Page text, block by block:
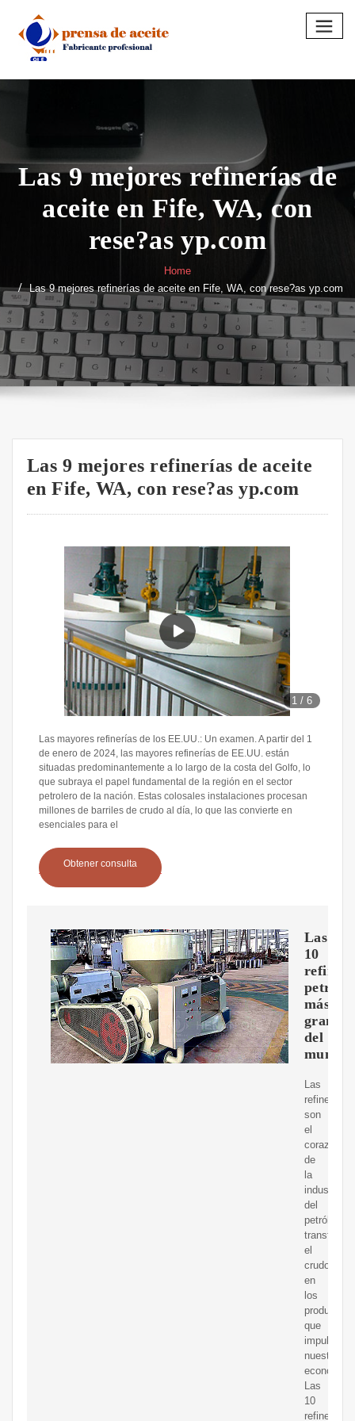
content
Las 9 mejores refinerías de
aceite en Fife, WA, con
rese?as yp.com
Home
Las 9 mejores refinerías de aceite en Fife, WA, con rese?as yp.com
Las 9 mejores refinerías de aceite
en Fife, WA, con rese?as yp.com
1 /6
Las mayores refinerías de los EE.UU.: Un examen. A partir del 1
de enero de 2024, las mayores refinerías de EE.UU. están
situadas predominantemente a lo largo de la costa del Golfo, lo
que subraya el papel fundamental de la región en el sector
petrolero de la nación. Estas colosales instalaciones procesan
millones de barriles de crudo al día, lo que las convierte en
esenciales para el
Obtener consulta
Las
10
más
grandes
del
mundo
Las
refinerías
son
el
corazón
de
la
industria
del
petróleo,
el
crudo
en
los
productos
que
impulsan
nuestras
Las
10
refinerías